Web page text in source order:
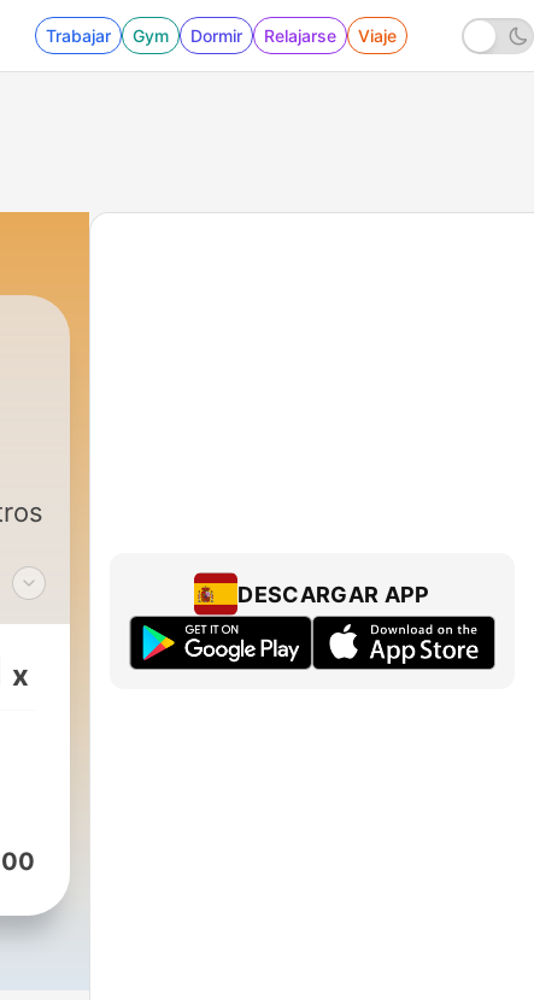
Trabajar Gym Dormir Relajarse Viaje
- ¿Hacia dónde va Europa?
x
DESCARGAR APP